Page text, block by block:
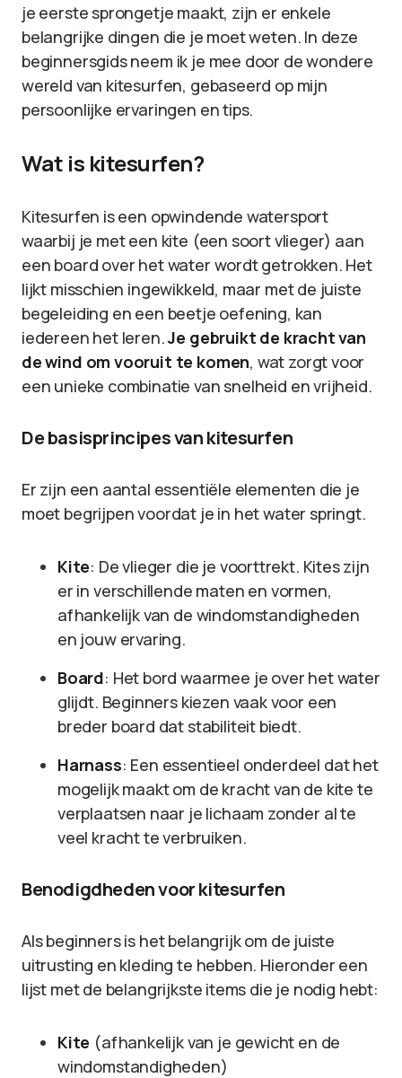
je eerste sprongetje maakt, zijn er enkele
belangrijke dingen die je moet weten. In deze
beginnersgids neem ik je mee door de wondere
wereld van kitesurfen, gebaseerd op mijn
persoonlijke ervaringen en tips.
Wat is kitesurfen?
Kitesurfen is een opwindende watersport
waarbij je met een kite (een soort vlieger) aan
een board over het water wordt getrokken. Het
lijkt misschien ingewikkeld, maar met de juiste
begeleiding en een beetje oefening, kan
iedereen het leren.Je gebruikt de kracht van
de wind om vooruit te komen, wat zorgt voor
een unieke combinatie van snelheid en vrijheid.
De basisprincipes van kitesurfen
Er zijn een aantal essentiële elementen die je
moet begrijpen voordat je in het water springt.
Kite: De vlieger die je voorttrekt. Kites zijn
er in verschillende maten en vormen,
afhankelijk van de windomstandigheden
en jouw ervaring.
Board: Het bord waarmee je over het water
glijdt. Beginners kiezen vaak voor een
breder board dat stabiliteit biedt.
Harnass: Een essentieel onderdeel dat het
mogelijk maakt om de kracht van de kite te
verplaatsen naar je lichaam zonder al te
veel kracht te verbruiken.
Benodigdheden voor kitesurfen
Als beginners is het belangrijk om de juiste
uitrusting en kleding te hebben. Hieronder een
lijst met de belangrijkste items die je nodig hebt:
Kite (afhankelijk van je gewicht en de
windomstandigheden)